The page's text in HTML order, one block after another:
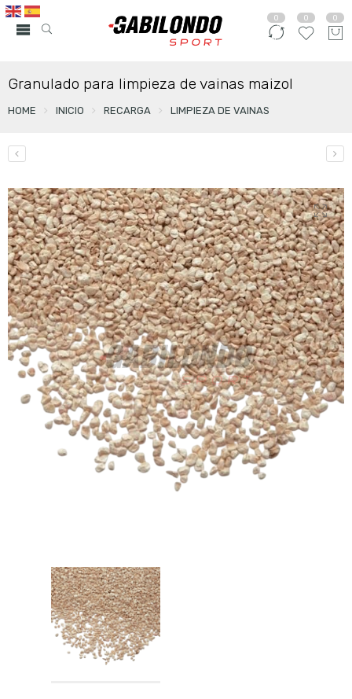
0 0 0
Granulado para limpieza de vainas maizol
HOME INICIO RECARGA LIMPIEZA DE VAINAS